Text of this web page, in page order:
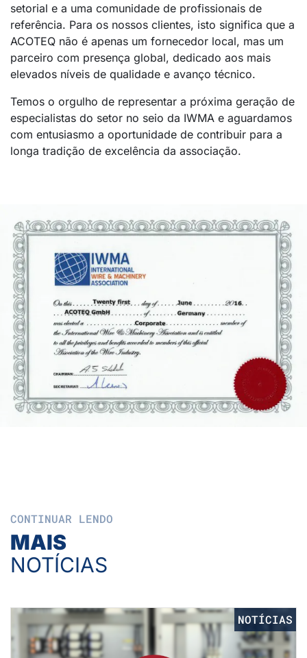
setorial e a uma comunidade de profissionais de
referência. Para os nossos clientes, isto significa que a
ACOTEQ não é apenas um fornecedor local, mas um
parceiro com presença global, dedicado aos mais
elevados níveis de qualidade e avanço técnico.
Temos o orgulho de representar a próxima geração de
especialistas do setor no seio da IWMA e aguardamos
com entusiasmo a oportunidade de contribuir para a
longa tradição de excelência da associação.
CONTINUAR LENDO
MAIS
NOTÍCIAS
NOTÍCIAS